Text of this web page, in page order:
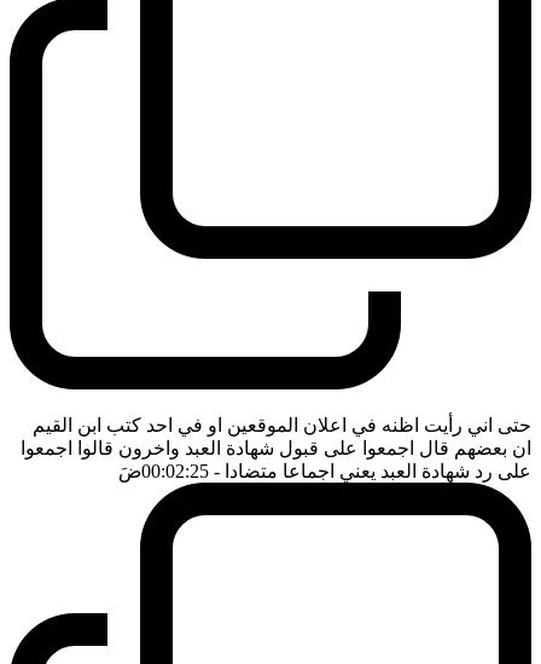
حتى اني رأيت اظنه في اعلان الموقعين او في احد كتب ابن القيم
ان بعضهم قال اجمعوا على قبول شهادة العبد واخرون قالوا اجمعوا
على رد شهادة العبد يعني اجماعا متضادا - 00:02:25 ضَ